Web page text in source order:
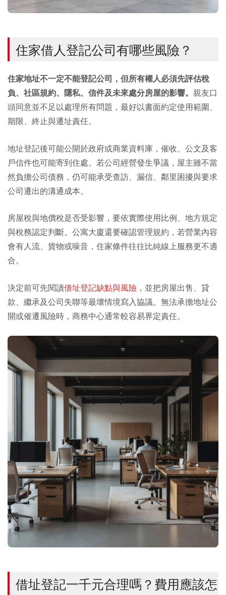
住家借人登記公司有哪些風險？
住家地址不一定不能登記公司，但所有權人必須先評估稅
負、社區規約、隱私、信件及未來處分房屋的影響。 親友口
頭同意並不足以處理所有問題，最好以書面約定使用範圍、
期限、終止與遷址責任。
地址登記後可能公開於政府或商業資料庫，催收、公文及客
戶信件也可能寄到住處。若公司經營發生爭議，屋主雖不當
然負擔公司債務，仍可能承受查訪、漏信、鄰里困擾與要求
公司遷出的溝通成本。
房屋稅與地價稅是否受影響，要依實際使用比例、地方規定
與稅務認定判斷。公寓大廈還要確認管理規約，若營業內容
會有人流、貨物或噪音，住家條件往往比純線上服務更不適
合。
決定前可先閱讀借址登記缺點與風險 ，並把房屋出售、貸
款、繼承及公司失聯等最壞情境寫入協議。無法承擔地址公
開或催遷風險時，商務中心通常較容易界定責任。
借址登記一千元合理嗎？費用應該怎